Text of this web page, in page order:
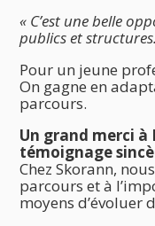
« C’est une belle
publics et
Pour un jeune
On gagne en
parcours.
Un grand merci à
témoignage
Chez Skorann,
parcours et à
moyens d’évoluer